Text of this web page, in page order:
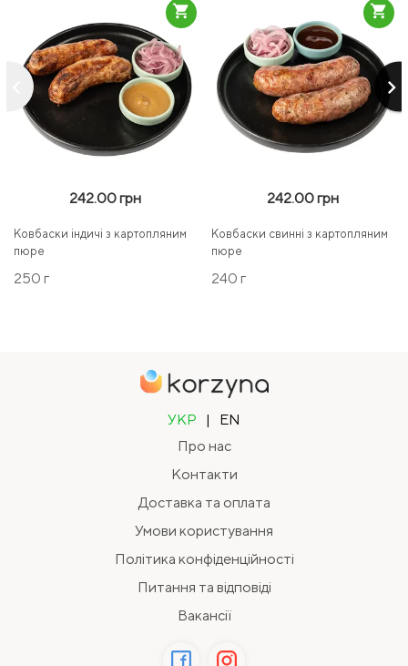
keyboard_arrow_right
242.00 грн
Ковбаски індичі з картопляним
пюре
250 г
shopping_cart
242.00 грн
Ковбаски свинні з картопляним
пюре
240 г
shopping_cart
УКР |
EN
Про нас
Контакти
Доставка та оплата
Умови користування
Політика конфіденційності
Питання та відповіді
Вакансії